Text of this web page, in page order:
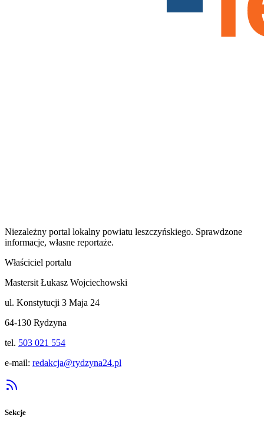
Niezależny portal lokalny powiatu leszczyńskiego. Sprawdzone
informacje, własne reportaże.
Właściciel portalu
Mastersit Łukasz Wojciechowski
ul. Konstytucji 3 Maja 24
64-130 Rydzyna
tel. 503 021 554
e-mail: redakcja@rydzyna24.pl
Sekcje